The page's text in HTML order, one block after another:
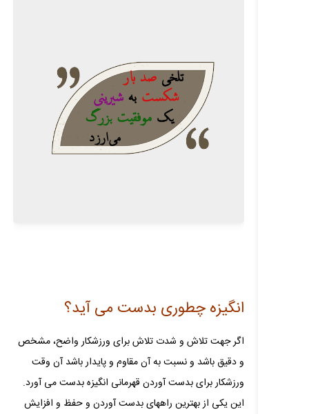
انگیزه چطوری بدست می آید؟
اگر جهت تلاش و شدت تلاش برای ورزشکار واضح، مشخص
و دقیق باشد و نسبت به آن مقاوم و پایدار باشد آن وقت
ورزشکار برای بدست آوردن قهرمانی انگیزه بدست می‌ آورد.
این یکی از بهترین راههای بدست آوردن و حفظ و افزایش